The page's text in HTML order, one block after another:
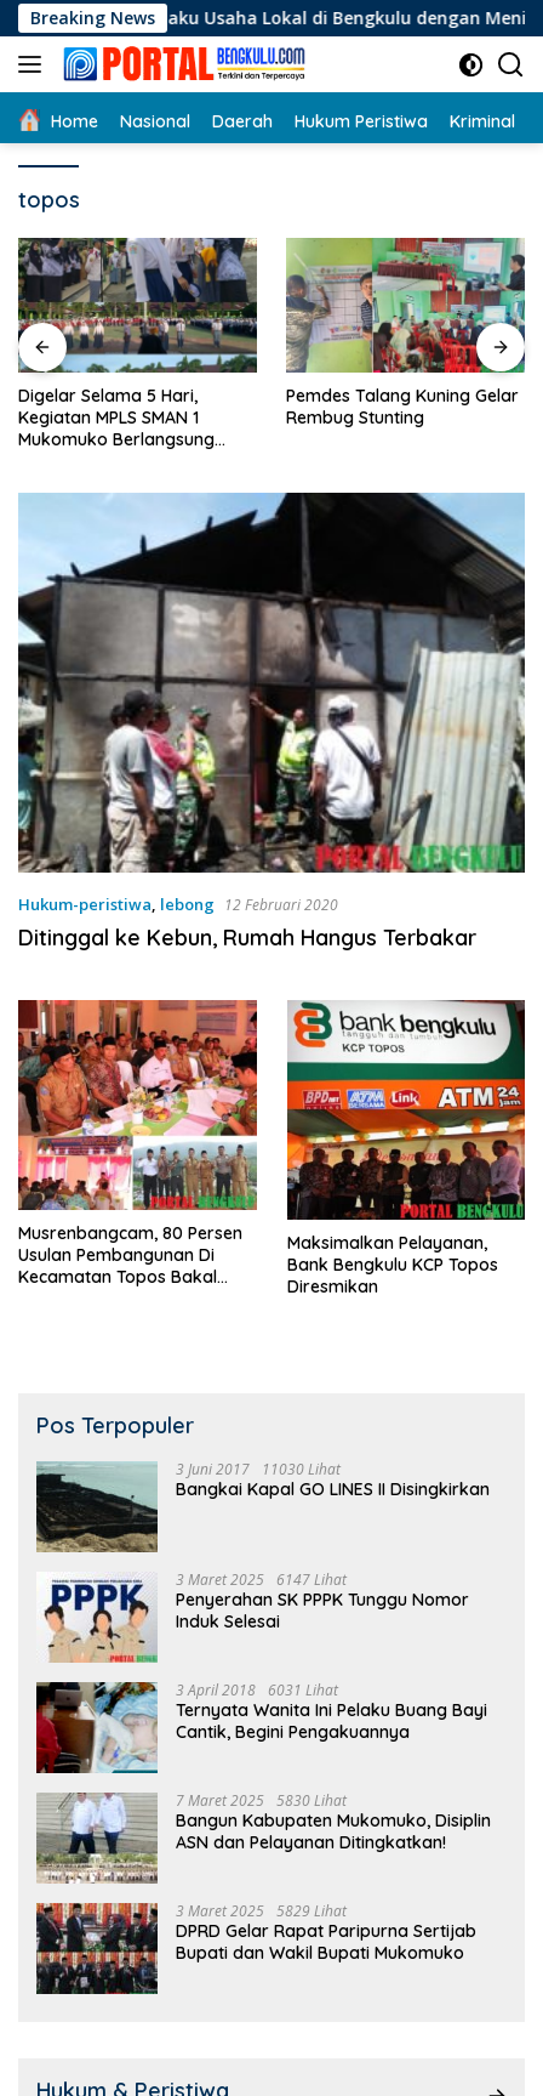
Langsung
ke
konten
Breaking News
Pelaku Usaha Lokal di Bengkulu dengan Meningkatkan
Home Nasional Daerah Hukum Peristiwa Kriminal
topos
Digelar Selama 5 Hari,
Kegiatan MPLS SMAN 1
Mukomuko Berlangsung
Pemdes Talang Kuning Gelar
Rembug Stunting
Hukum-peristiwa, lebong 12 Februari 2020
Ditinggal ke Kebun, Rumah Hangus Terbakar
Musrenbangcam, 80 Persen
Usulan Pembangunan Di
Kecamatan Topos Bakal
Maksimalkan Pelayanan,
Bank Bengkulu KCP Topos
Diresmikan
Pos Terpopuler
3 Juni 2017 11030 Lihat
Bangkai Kapal GO LINES II Disingkirkan
3 Maret 2025 6147 Lihat
Penyerahan SK PPPK Tunggu Nomor
Induk Selesai
3 April 2018 6031 Lihat
Ternyata Wanita Ini Pelaku Buang Bayi
Cantik, Begini Pengakuannya
7 Maret 2025 5830 Lihat
Bangun Kabupaten Mukomuko, Disiplin
ASN dan Pelayanan Ditingkatkan!
3 Maret 2025 5829 Lihat
DPRD Gelar Rapat Paripurna Sertijab
Bupati dan Wakil Bupati Mukomuko